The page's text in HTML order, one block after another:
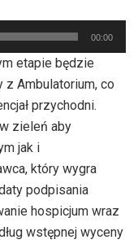
00:00
etapie będzie
z Ambulatorium, co
przychodni.
zieleń aby
jak i
który wygra
podpisania
hospicjum wraz
wstępnej wyceny